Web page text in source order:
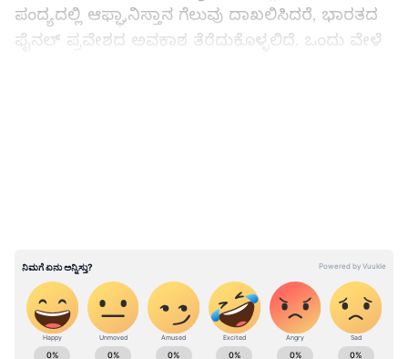
ಪಂದ್ಯದಲ್ಲಿ ಆಫ್ಘಾನಿಸ್ತಾನ ಗೆಲುವು ದಾಖಲಿಸಿದರೆ, ಭಾರತದ
ಫೈನಲ್ ಪ್ರವೇಶದ ಅವಕಾಶ ತೆರೆದುಕೊಳ್ಳಲಿದೆ. ಒಂದು ವೇಳೆ
4. ಆಫ್ಘನ್‌, ಪಾಕ್‌ಗಿಂತ ಭಾರತ ಉತ್ತಮ ನೆಟ್‌ ರನ್‌ರೇಟ್‌
ಹೊಂದಬೇಕು.
ABOUT THE AUTHOR